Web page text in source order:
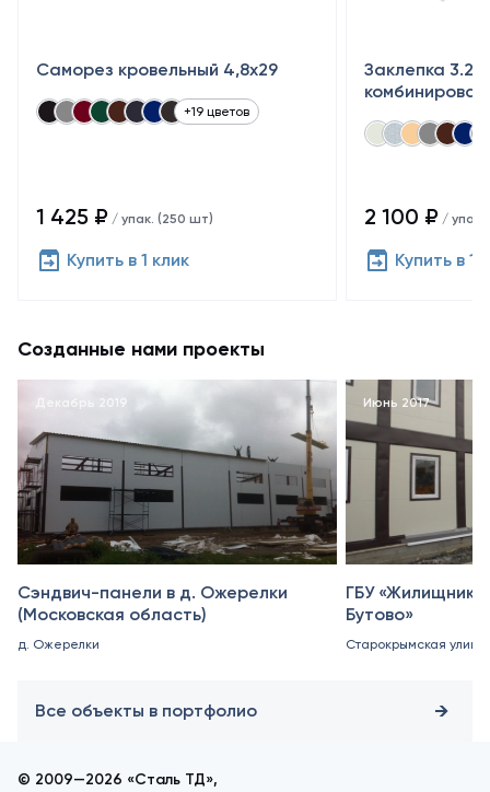
Саморез кровельный 4,8x29
+19 цветов
1 425 ₽ / упак. (250 шт)
Купить в 1 клик
Заклепка
2 100 ₽ / упак.
Купить в 1
Созданные нами проекты
Декабрь 2019
Сэндвич-панели в д. Ожерелки
(Московская область)
д. Ожерелки
Июнь 2017
ГБУ «Жилищник
Бутово»
Старокрымская улица,
Все объекты в портфолио
© 2009—2026 «Сталь ТД»,